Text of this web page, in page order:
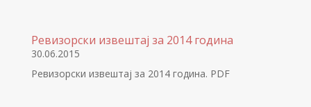
Ревизорски извештај за 2014 година
30.06.2015
Ревизорски извештај за 2014 година. PDF